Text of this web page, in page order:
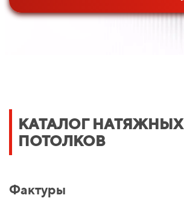
КАТАЛОГ НАТЯЖНЫХ
ПОТОЛКОВ
Фактуры